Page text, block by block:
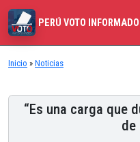
PERÚ VOTO INFORMADO
Inicio » Noticias
“Es una carga que
de